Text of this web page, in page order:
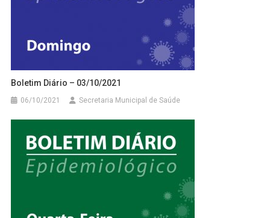
Boletim Diário – 03/10/2021
06/10/2021 Secretaria Municipal de Saúde